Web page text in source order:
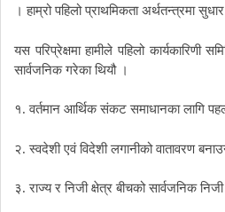
। हाम्रो पहिलो प्राथमिकता अर्थतन्त्रमा सुधार
यस परिप्रेक्षमा हामीले पहिलो कार्यकारिणी
सार्वजनिक गरेका थियौ ।
१. वर्तमान आर्थिक संकट समाधानका लागि
२. स्वदेशी एवं विदेशी लगानीको वातावरण
३. राज्य र निजी क्षेत्र बीचको सार्वजनिक निजी